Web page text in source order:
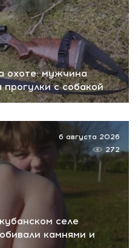
охоте: мужчина
с собакой
селе
камнями и
6 августа 2026
272